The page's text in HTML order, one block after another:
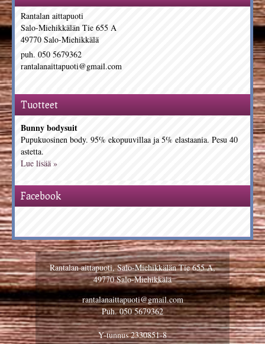
Rantalan aittapuoti
Salo-Miehikkälän Tie 655 A
49770 Salo-Miehikkälä
puh. 050 5679362
rantalanaittapuoti@gmail.com
Tuotteet
Bunny bodysuit
Pupukuosinen body. 95% ekopuuvillaa ja 5% elastaania. Pesu 40
astetta.
Lue lisää »
Facebook
Rantalan aittapuoti, Salo-Miehikkälän Tie 655 A,
49770 Salo-Miehikkälä
rantalanaittapuoti@gmail.com
Puh. 050 5679362
Y-tunnus 2330851-8